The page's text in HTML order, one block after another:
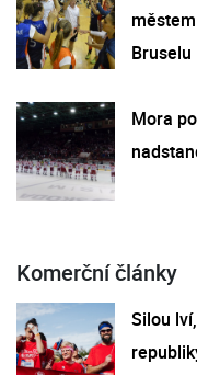
Bruselu
Mora
Komerční články
Silou